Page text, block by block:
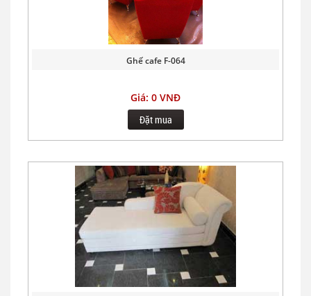
Ghế cafe F-064
Giá: 0 VNĐ
Đặt mua